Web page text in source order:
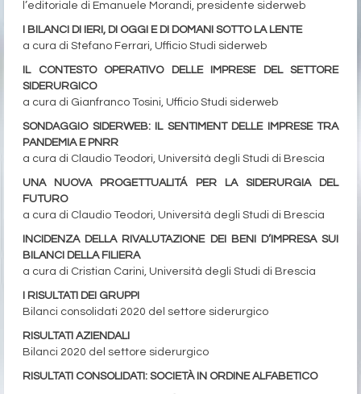
l’editoriale di Emanuele Morandi, presidente siderweb
I BILANCI DI IERI, DI OGGI E DI DOMANI SOTTO LA LENTE
a cura di Stefano Ferrari, Ufficio Studi siderweb
IL CONTESTO OPERATIVO DELLE IMPRESE DEL SETTORE
SIDERURGICO
a cura di Gianfranco Tosini, Ufficio Studi siderweb
SONDAGGIO SIDERWEB: IL SENTIMENT DELLE IMPRESE TRA
PANDEMIA E PNRR
a cura di Claudio Teodori, Università degli Studi di Brescia
UNA NUOVA PROGETTUALITÁ PER LA SIDERURGIA DEL
FUTURO
a cura di Claudio Teodori, Università degli Studi di Brescia
INCIDENZA DELLA RIVALUTAZIONE DEI BENI D’IMPRESA SUI
BILANCI DELLA FILIERA
a cura di Cristian Carini, Università degli Studi di Brescia
I RISULTATI DEI GRUPPI
Bilanci consolidati 2020 del settore siderurgico
RISULTATI AZIENDALI
Bilanci 2020 del settore siderurgico
RISULTATI CONSOLIDATI: SOCIETÀ IN ORDINE ALFABETICO